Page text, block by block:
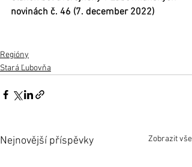
novinách č. 46 (7. december 2022)
Regióny
Stará Ľubovňa
Nejnovější příspěvky Zobrazit vše